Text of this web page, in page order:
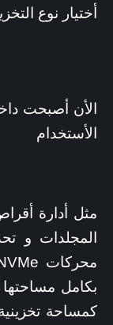
أختيار نوع
الأستخدام
مثل أدارة
المجلدات و
بكامل مساحتها
كمساحة